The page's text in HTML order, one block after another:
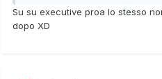
Su su executive proa lo stesso
dopo XD